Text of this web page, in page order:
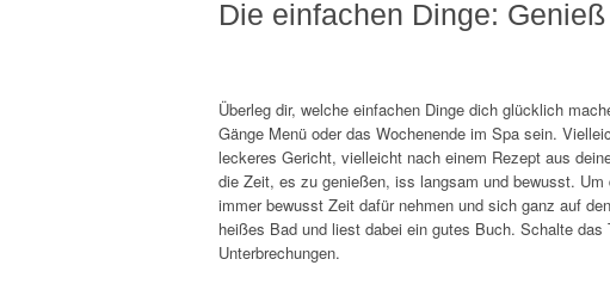
Die einfachen Dinge:
Überleg dir, welche einfachen Dinge dich glücklich
Gänge Menü oder das Wochenende im Spa sein.
leckeres Gericht, vielleicht nach einem Rezept aus
die Zeit, es zu genießen, iss langsam und bewusst.
immer bewusst Zeit dafür nehmen und sich ganz auf
heißes Bad und liest dabei ein gutes Buch. Schalte
Unterbrechungen.